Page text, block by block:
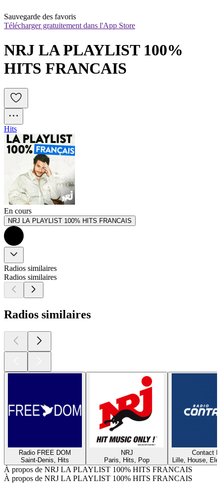
Sauvegarde des favoris
Télécharger gratuitement dans l'App Store
NRJ LA PLAYLIST 100%
HITS FRANCAIS
Hits
En cours
NRJ LA PLAYLIST 100% HITS FRANCAIS
Radios similaires
Radios similaires
Radios similaires
Radio FREE DOM
Saint-Denis, Hits
NRJ
Paris, Hits, Pop
Contact
Lille, House,
À propos de NRJ LA PLAYLIST 100% HITS FRANCAIS
À propos de NRJ LA PLAYLIST 100% HITS FRANCAIS